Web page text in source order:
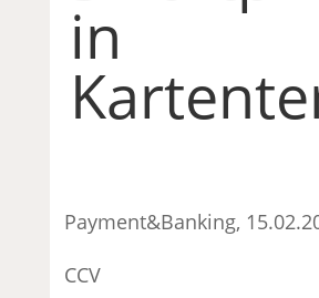
in
Payment&Banking,
CCV